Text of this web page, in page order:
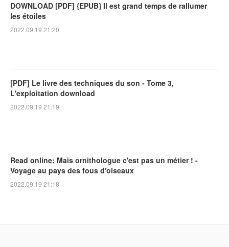
DOWNLOAD [PDF] {EPUB} Il est grand temps de rallumer
les étoiles
2022.09.19 21:20
[PDF] Le livre des techniques du son - Tome 3,
L'exploitation download
2022.09.19 21:19
Read online: Mais ornithologue c'est pas un métier ! -
Voyage au pays des fous d'oiseaux
2022.09.19 21:18